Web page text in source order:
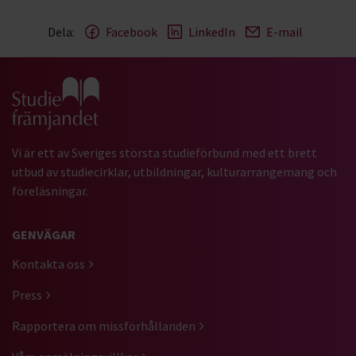
Dela: Facebook LinkedIn E-mail
Gå till studiefrämjandets startsida
Vi är ett av Sveriges största studieförbund med ett brett
utbud av studiecirklar, utbildningar, kulturarrangemang och
föreläsningar.
GENVÄGAR
Kontakta oss
Press
Rapportera om missförhållanden